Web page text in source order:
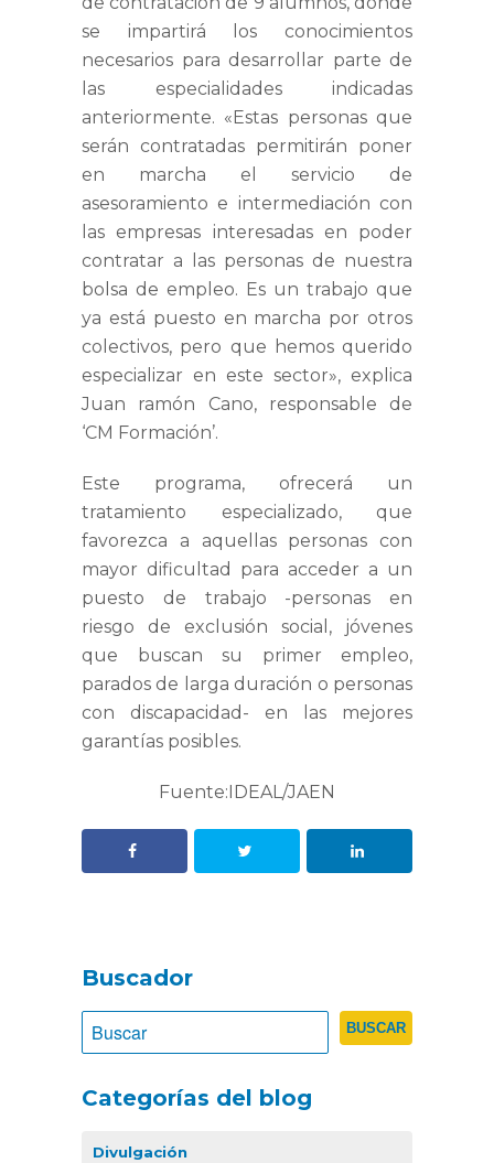
se impartirá los conocimientos
necesarios para desarrollar parte de
las especialidades indicadas
anteriormente. «Estas personas que
serán contratadas permitirán poner
en marcha el servicio de
asesoramiento e intermediación con
las empresas interesadas en poder
contratar a las personas de nuestra
bolsa de empleo. Es un trabajo que
ya está puesto en marcha por otros
colectivos, pero que hemos querido
especializar en este sector», explica
Juan ramón Cano, responsable de
‘CM Formación’.
Este programa, ofrecerá un
tratamiento especializado, que
favorezca a aquellas personas con
mayor dificultad para acceder a un
puesto de trabajo -personas en
riesgo de exclusión social, jóvenes
que buscan su primer empleo,
parados de larga duración o personas
con discapacidad- en las mejores
garantías posibles.
Fuente:IDEAL/JAEN
Buscador
Categorías del blog
Divulgación